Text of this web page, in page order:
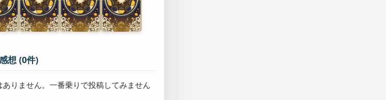
想 (0件)
ありません。一番乗りで投稿してみません